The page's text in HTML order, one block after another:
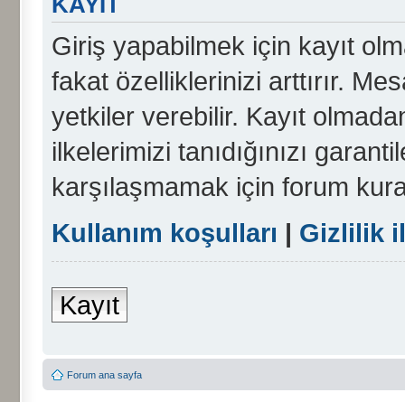
Giriş yapabilmek için kayıt
fakat özelliklerinizi arttırır.
yetkiler verebilir. Kayıt
ilkelerimizi tanıdığınızı
karşılaşmamak için forum
Kullanım koşulları | Gizlilik
Kayıt
Forum ana sayfa